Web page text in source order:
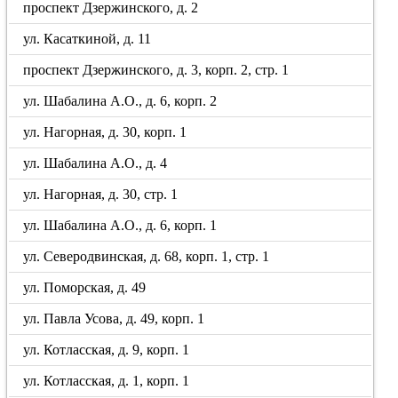
проспект Дзержинского, д. 2
ул. Касаткиной, д. 11
проспект Дзержинского, д. 3, корп. 2, стр. 1
ул. Шабалина А.О., д. 6, корп. 2
ул. Нагорная, д. 30, корп. 1
ул. Шабалина А.О., д. 4
ул. Нагорная, д. 30, стр. 1
ул. Шабалина А.О., д. 6, корп. 1
ул. Северодвинская, д. 68, корп. 1, стр. 1
ул. Поморская, д. 49
ул. Павла Усова, д. 49, корп. 1
ул. Котласская, д. 9, корп. 1
ул. Котласская, д. 1, корп. 1